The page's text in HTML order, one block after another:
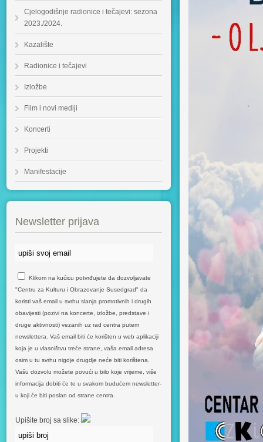
Cjelogodišnje radionice i tečajevi: sezona
2023./2024.
Kazalište
Radionice i tečajevi
Izložbe
Film i novi mediji
Koncerti
Projekti
Manifestacije
Newsletter prijava
Klikom na kućicu potvrđujete da dozvoljavate
"Centru za Kulturu i Obrazovanje Susedgrad" da
koristi vaš email u svrhu slanja promotivnih i drugih
obavijesti (pozivi na koncerte, izložbe, predstave i
druge aktivnosti) vezanih uz rad centra putem
newslettera. Vaš email biti će korišten u web aplikaciji
koja je u vlasništvu treće strane, vaša email adresa
osim u tu svrhu nigdje drugdje neće biti korištena.
Vašu dozvolu možete povući u bilo koje vrijeme, više
informacija dobiti će te u svakom budućem newsletter-
u koji će biti poslan od strane centra.
Upišite broj sa slike: